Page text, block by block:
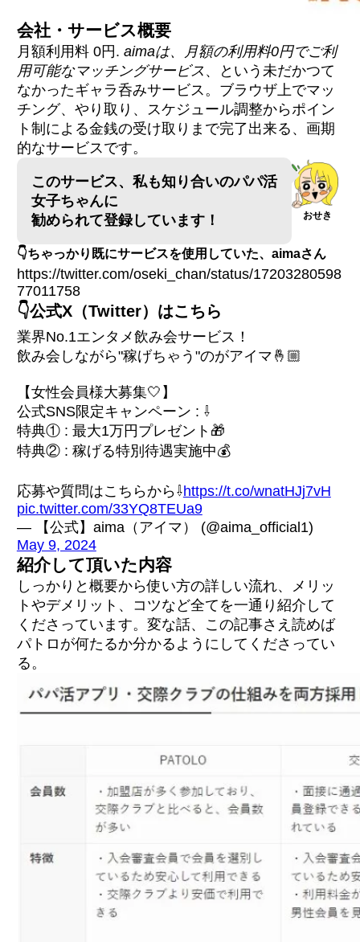
会社・サービス概要
月額利用料 0円. aimaは、月額の利用料0円でご利
用可能なマッチングサービス 、という未だかつて
なかったギャラ呑みサービス。ブラウザ上でマッ
チング、やり取り、スケジュール調整からポイン
ト制による金銭の受け取りまで完了出来る、画期
的なサービスです。
おせき
このサービス、私も知り合いのパパ活
女子ちゃんに
勧められて登録しています！
👇ちゃっかり既にサービスを使用していた、aimaさん
https://twitter.com/oseki_chan/status/17203280598
77011758
👇公式X（Twitter）はこちら
業界No.1エンタメ飲み会サービス！
飲み会しながら"稼げちゃう"のがアイマ🤞🏼
【女性会員様大募集🤍】
公式SNS限定キャンペーン : ⇩
特典① : 最大1万円プレゼント🎁
特典② : 稼げる特別待遇実施中💰
応募や質問はこちらから⇩https://t.co/wnatHJj7vH
pic.twitter.com/33YQ8TEUa9
— 【公式】aima（アイマ） (@aima_official1)
May 9, 2024
紹介して頂いた内容
しっかりと概要から使い方の詳しい流れ、メリッ
トやデメリット、コツなど全てを一通り紹介して
くださっています。変な話、この記事さえ読めば
パトロが何たるか分かるようにしてくださってい
る。